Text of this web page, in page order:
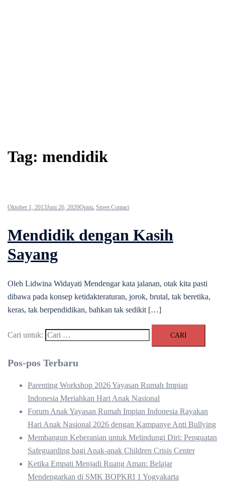
Tag: mendidik
Oktober 1, 2013Juni 26, 2020Opini, Street Contact
Mendidik dengan Kasih
Sayang
Oleh Lidwina Widayati Mendengar kata jalanan, otak kita pasti
dibawa pada konsep ketidakteraturan, jorok, brutal, tak beretika,
keras, tak berpendidikan, bahkan tak sedikit […]
Cari untuk:
Pos-pos Terbaru
Parenting Workshop 2026 Yayasan Rumah Impian
Indonesia Meriahkan Hari Anak Nasional
Forum Anak Yayasan Rumah Impian Indonesia Rayakan
Hari Anak Nasional 2026 dengan Kampanye Anti Bullying
Membangun Keberanian untuk Melindungi Diri: Penguatan
Safeguarding bagi Anak-anak Children Crisis Center
Ketika Empati Menjadi Ruang Aman: Belajar
Mendengarkan di SMK BOPKRI 1 Yogyakarta